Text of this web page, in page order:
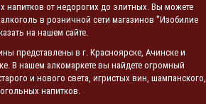
напитков от недорогих до элитных. Вы можете
в розничной сети магазинов "Изобилие
на нашем сайте.
представлены в г. Красноярске, Ачинске и
В нашем алкомаркете вы найдете огромный
и нового света, игристых вин, шампанского,
напитков.